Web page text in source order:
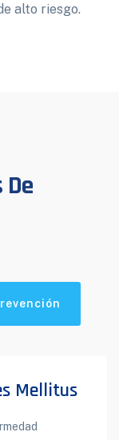
alto riesgo.
Mellitus